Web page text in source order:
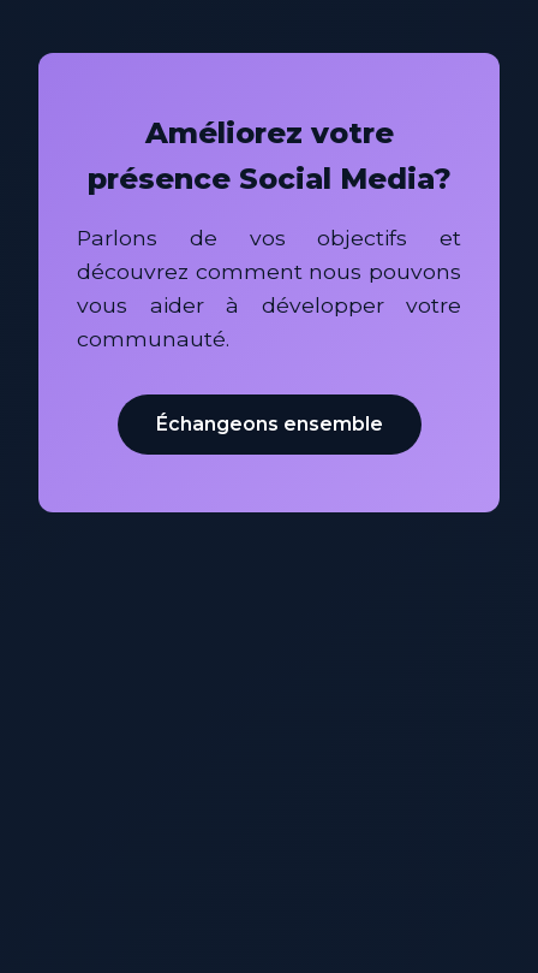
Améliorez votre
présence Social Media?
Parlons de vos objectifs et
découvrez comment nous pouvons
vous aider à développer votre
communauté.
Échangeons ensemble